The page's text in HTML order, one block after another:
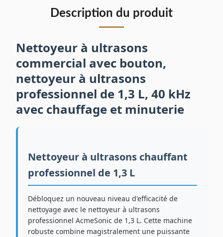
Description du produit
Nettoyeur à ultrasons
commercial avec bouton,
nettoyeur à ultrasons
professionnel de 1,3 L, 40 kHz
avec chauffage et minuterie
Nettoyeur à ultrasons chauffant
professionnel de 1,3 L
Débloquez un nouveau niveau d'efficacité de
nettoyage avec le nettoyeur à ultrasons
professionnel AcmeSonic de 1,3 L. Cette machine
robuste combine magistralement une puissante